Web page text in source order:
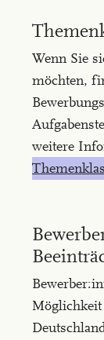
Wenn Sie
möchten,
weitere